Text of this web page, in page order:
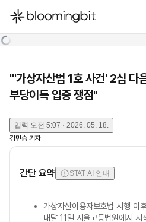
한국어
"'가상자산법 1호 사건' 2심 다
부당이득 입증 쟁점"
입력 오전 5:07 · 2026. 05. 18.
강민승 기자
간단 요약 STAT AI 안내
가상자산이용자보호법 시행 이
내달 11일 서울고등법원에서 시